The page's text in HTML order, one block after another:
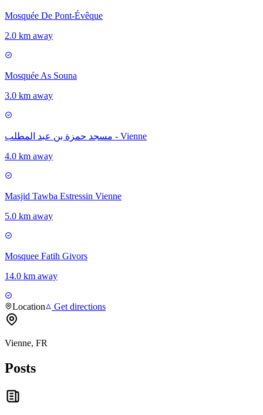
Mosquée De Pont-Évêque
2.0 km away
Mosquée As Souna
3.0 km away
مسجد حمزة بن عبد المطلب - Vienne
4.0 km away
Masjid Tawba Estressin Vienne
5.0 km away
Mosquee Fatih Givors
14.0 km away
Location Get directions
Vienne, FR
Posts